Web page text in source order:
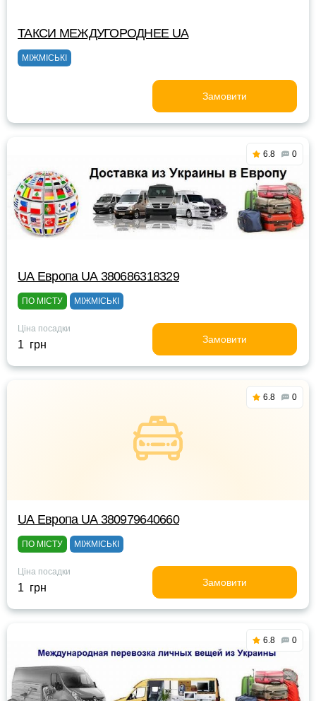
ТАКСИ MEЖДУГОРОДНEE UA
МІЖМІСЬКІ
Замовити
6.8 0
UА Европа UА 380686318329
ПО МІСТУ МІЖМІСЬКІ
Ціна посадки
1 грн Замовити
6.8 0
UА Европа UА 380979640660
ПО МІСТУ МІЖМІСЬКІ
Ціна посадки
1 грн Замовити
6.8 0